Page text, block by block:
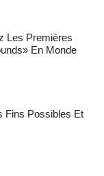
Les Premières
En Monde
Fins Possibles Et